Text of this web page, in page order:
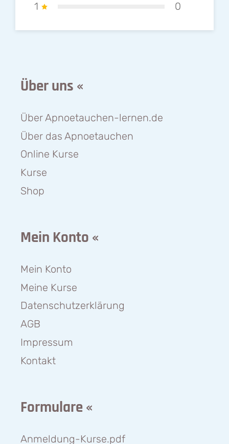
1
0
Über uns «
Über Apnoetauchen-lernen.de
Über das Apnoetauchen
Online Kurse
Kurse
Shop
Mein Konto «
Mein Konto
Meine Kurse
Datenschutzerklärung
AGB
Impressum
Kontakt
Formulare «
Anmeldung-Kurse.pdf